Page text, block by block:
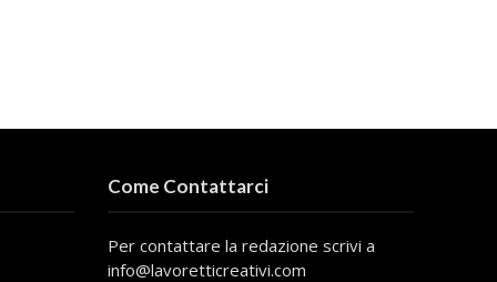
Come Contattarci
Per contattare la redazione scrivi a
info@lavoretticreativi.com